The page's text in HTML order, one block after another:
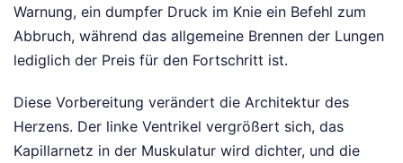
Warnung, ein dumpfer Druck im Knie ein Befehl zum
Abbruch, während das allgemeine Brennen der Lungen
lediglich der Preis für den Fortschritt ist.
Diese Vorbereitung verändert die Architektur des
Herzens. Der linke Ventrikel vergrößert sich, das
Kapillarnetz in der Muskulatur wird dichter, und die